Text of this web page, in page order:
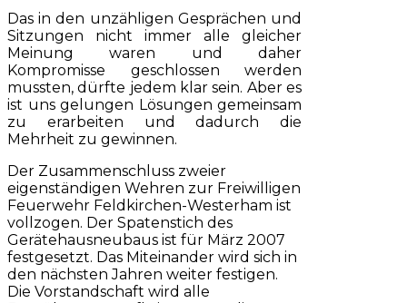
Das in den unzähligen Gesprächen und
Sitzungen nicht immer alle gleicher
Meinung waren und daher
Kompromisse geschlossen werden
mussten, dürfte jedem klar sein. Aber es
ist uns gelungen Lösungen gemeinsam
zu erarbeiten und dadurch die
Mehrheit zu gewinnen.
Der Zusammenschluss zweier
eigenständigen Wehren zur Freiwilligen
Feuerwehr Feldkirchen-Westerham ist
vollzogen. Der Spatenstich des
Gerätehausneubaus ist für März 2007
festgesetzt. Das Miteinander wird sich in
den nächsten Jahren weiter festigen.
Die Vorstandschaft wird alle